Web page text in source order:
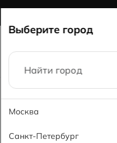
Главная Каталог
60x60
Роша серый 202 RsMT
Выберите город
Москва
Санкт-Петербург